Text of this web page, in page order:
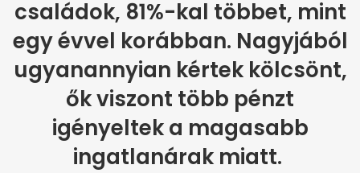
családok, 81%-kal többet, mint
egy évvel korábban. Nagyjából
ugyanannyian kértek kölcsönt,
ők viszont több pénzt
igényeltek a magasabb
ingatlanárak miatt.